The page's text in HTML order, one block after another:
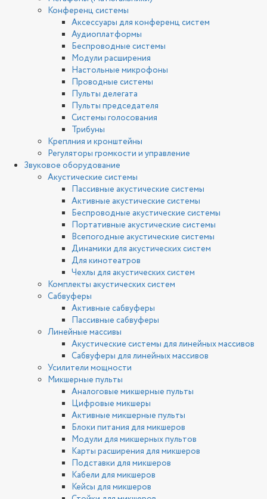
Конференц системы
Аксессуары для конференц систем
Аудиоплатформы
Беспроводные системы
Модули расширения
Настольные микрофоны
Проводные системы
Пульты делегата
Пульты председателя
Системы голосования
Трибуны
Креплния и кронштейны
Регуляторы громкости и управление
Звуковое оборудование
Акустические системы
Пассивные акустические системы
Активные акустические системы
Беспроводные акустические системы
Портативные акустические системы
Всепогодные акустические системы
Динамики для акустических систем
Для кинотеатров
Чехлы для акустических систем
Комплекты акустических систем
Сабвуферы
Активные сабвуферы
Пассивные сабвуферы
Линейные массивы
Акустические системы для линейных массивов
Сабвуферы для линейных массивов
Усилители мощности
Микшерные пульты
Аналоговые микшерные пульты
Цифровые микшеры
Активные микшерные пульты
Блоки питания для микшеров
Модули для микшерных пультов
Карты расширения для микшеров
Подставки для микшеров
Кабели для микшеров
Кейсы для микшеров